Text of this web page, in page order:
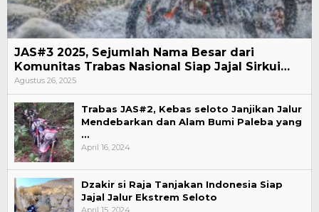
JAS#3 2025, Sejumlah Nama Besar dari
Komunitas Trabas Nasional Siap Jajal Sirkui…
Agustus 26, 2025
Trabas JAS#2, Kebas seloto Janjikan Jalur
Mendebarkan dan Alam Bumi Paleba yang
…
April 16, 2024
Dzakir si Raja Tanjakan Indonesia Siap
Jajal Jalur Ekstrem Seloto
April 15, 2024